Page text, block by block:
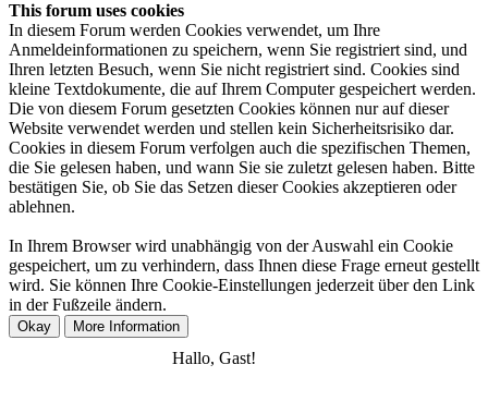
This forum uses cookies
In diesem Forum werden Cookies verwendet, um Ihre
Anmeldeinformationen zu speichern, wenn Sie registriert sind, und
Ihren letzten Besuch, wenn Sie nicht registriert sind. Cookies sind
kleine Textdokumente, die auf Ihrem Computer gespeichert werden.
Die von diesem Forum gesetzten Cookies können nur auf dieser
Website verwendet werden und stellen kein Sicherheitsrisiko dar.
Cookies in diesem Forum verfolgen auch die spezifischen Themen,
die Sie gelesen haben, und wann Sie sie zuletzt gelesen haben. Bitte
bestätigen Sie, ob Sie das Setzen dieser Cookies akzeptieren oder
ablehnen.
In Ihrem Browser wird unabhängig von der Auswahl ein Cookie
gespeichert, um zu verhindern, dass Ihnen diese Frage erneut gestellt
wird. Sie können Ihre Cookie-Einstellungen jederzeit über den Link
in der Fußzeile ändern.
Hallo, Gast!